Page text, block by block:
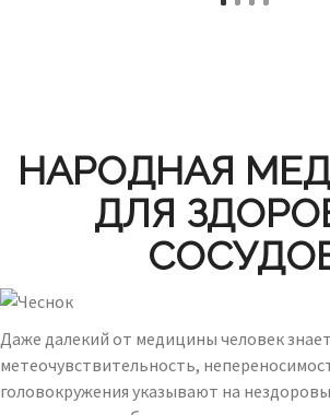
НАРОДНАЯ
ДЛЯ
Даже далекий от медицины человек
метеочувствительность,
головокружения указывают на